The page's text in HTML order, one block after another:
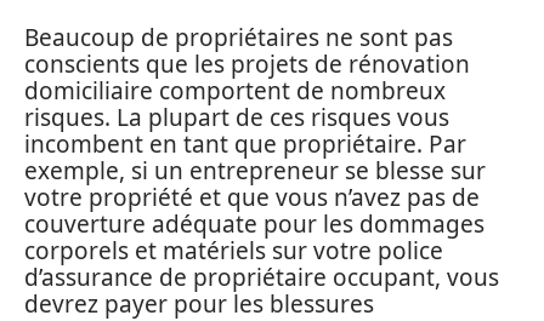
Beaucoup de propriétaires ne sont pas
conscients que les projets de rénovation
domiciliaire comportent de nombreux
risques. La plupart de ces risques vous
incombent en tant que propriétaire. Par
exemple, si un entrepreneur se blesse sur
votre propriété et que vous n’avez pas de
couverture adéquate pour les dommages
corporels et matériels sur votre police
d’assurance de propriétaire occupant, vous
devrez payer pour les blessures